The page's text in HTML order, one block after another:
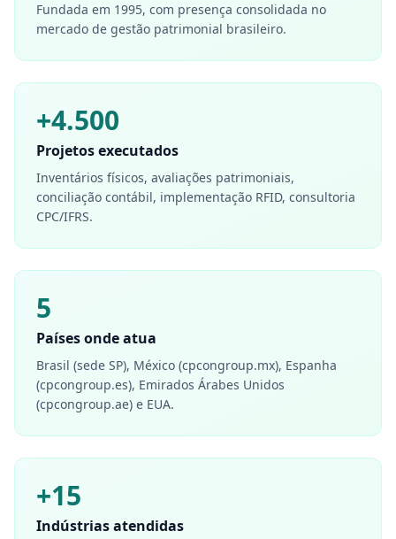
Fundada em 1995, com presença consolidada no
mercado de gestão patrimonial brasileiro.
+4.500
Projetos executados
Inventários físicos, avaliações patrimoniais,
conciliação contábil, implementação RFID, consultoria
CPC/IFRS.
5
Países onde atua
Brasil (sede SP), México (cpcongroup.mx), Espanha
(cpcongroup.es), Emirados Árabes Unidos
(cpcongroup.ae) e EUA.
+15
Indústrias atendidas